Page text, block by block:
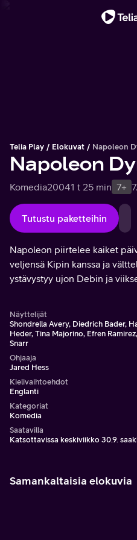
Telia Play Elokuvat Napoleon
Napoleon
Komedia20041 t 25 min 7+
Tutustu paketteihin
Napoleon piirtelee kaiket
veljensä Kipin kanssa ja
ystävystyy ujon Debin ja
Näyttelijät
Shondrella Avery, Diedrich Bader,
Heder, Tina Majorino, Efren
Snarr
Ohjaaja
Jared Hess
Kielivaihtoehdot
Englanti
Kategoriat
Komedia
Saatavilla
Katsottavissa keskiviikko 30.9.
Samankaltaisia elokuvia